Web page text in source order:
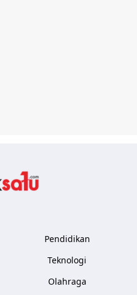
Pendidikan
Teknologi
Olahraga